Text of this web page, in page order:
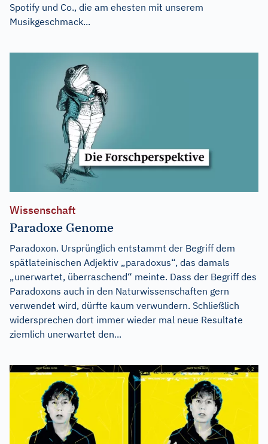
Spotify und Co., die am ehesten mit unserem
Musikgeschmack...
Wissenschaft
Paradoxe Genome
Paradoxon. Ursprünglich entstammt der Begriff dem
spätlateinischen Adjektiv „paradoxus“, das damals
„unerwartet, überraschend“ meinte. Dass der Begriff des
Paradoxons auch in den Naturwissenschaften gern
verwendet wird, dürfte kaum verwundern. Schließlich
widersprechen dort immer wieder mal neue Resultate
ziemlich unerwartet den...